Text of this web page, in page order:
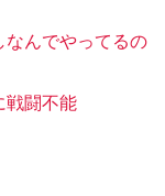
なんでやってるの
戦闘不能